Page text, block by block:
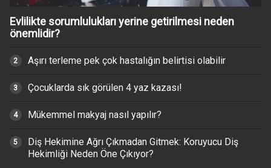
Evlilikte sorumlulukları yerine getirilmesi neden
önemlidir?
Aşırı terleme pek çok hastalığın belirtisi olabilir
Çocuklarda sık görülen 4 yaz kazası!
Mükemmel makyaj nasıl yapılır?
Diş Hekimine Ağrı Çıkmadan Gitmek: Koruyucu Diş
Hekimliği Neden Öne Çıkıyor?